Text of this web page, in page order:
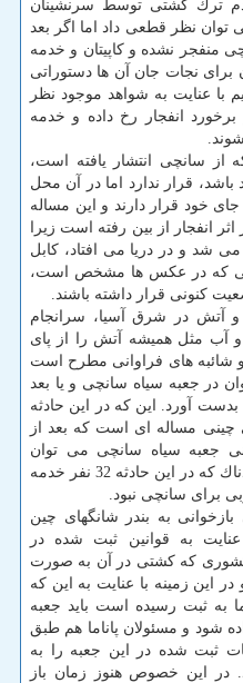
ترك كشتی توسط سرنشینان
توان نظر قطعی داد اما اگر بعد
منفجر نشده و كاپیتان و خدمه
برای نجات جان آن ها دستوراتی
با عنایت به شواهد موجود نظر
انفجار رخ داده و خدمه
از سانچی انتشار یافته است،
قرار ندارد اما در آن محل
خود قرار دارند و این مساله
انفجار از بین رفته است زیرا
شد و در دریا می افتاد، كابل
كه در عكس ها مشخص است،
كنونی قرار داشته باشند.
جنگ آب و آتش در شرق آسیا، سرانجام
آب مثل همیشه آتش را از پای
و شائبه های فراوانی مطرح است
در جعبه سیاه سانچی و یا بعد
آورد. این كه در این حادثه
چینی مساله ای است كه بعد از
جعبه سیاه سانچی می توان
درباره آن نظر داد اما همین بس دردناك كه در این حادثه 32 نفر خدمه
برای سانچی نبود.
به بندر شانگهای چین
به قوانین ثبت شده در
كشوری كه كشتی در آن به صورت
این زمینه با عنایت به این كه
به ثبت رسیده است باید جعبه
شود و مسئولان پاناما هم طبق
ثبت شده در این جعبه را به
در این خصوص هنوز زمان باز